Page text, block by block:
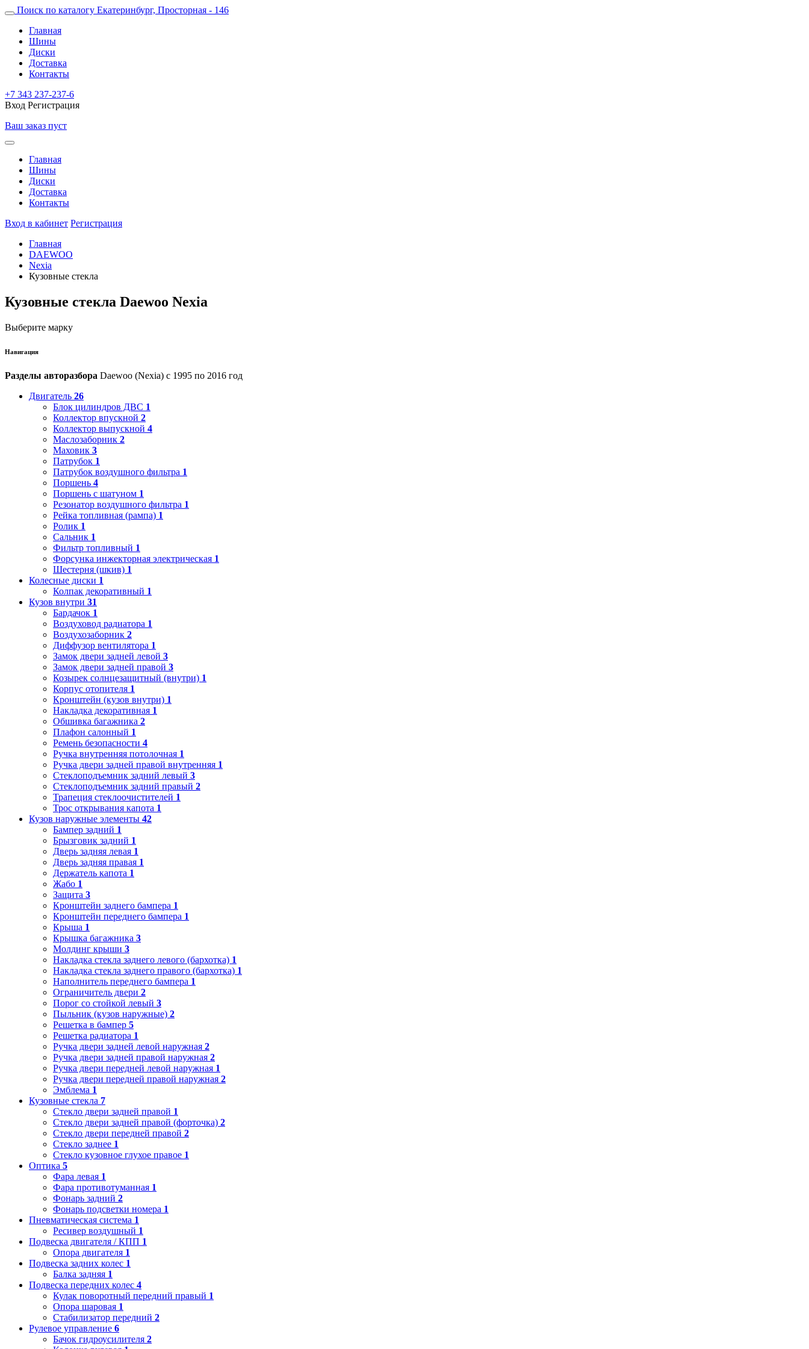
Поиск по каталогу Екатеринбург, Просторная - 146
Главная
Шины
Диски
Доставка
Контакты
+7 343 237-237-6
Вход Регистрация
Ваш заказ пуст
Главная
Шины
Диски
Доставка
Контакты
Вход в кабинет Регистрация
Главная
DAEWOO
Nexia
Кузовные стекла
Кузовные стекла Daewoo Nexia
Выберите марку
Навигация
Разделы авторазбора Daewoo (Nexia) с 1995 по 2016 год
Двигатель 26
Блок цилиндров ДВС 1
Коллектор впускной 2
Коллектор выпускной 4
Маслозаборник 2
Маховик 3
Патрубок 1
Патрубок воздушного фильтра 1
Поршень 4
Поршень с шатуном 1
Резонатор воздушного фильтра 1
Рейка топливная (рампа) 1
Ролик 1
Сальник 1
Фильтр топливный 1
Форсунка инжекторная электрическая 1
Шестерня (шкив) 1
Колесные диски 1
Колпак декоративный 1
Кузов внутри 31
Бардачок 1
Воздуховод радиатора 1
Воздухозаборник 2
Диффузор вентилятора 1
Замок двери задней левой 3
Замок двери задней правой 3
Козырек солнцезащитный (внутри) 1
Корпус отопителя 1
Кронштейн (кузов внутри) 1
Накладка декоративная 1
Обшивка багажника 2
Плафон салонный 1
Ремень безопасности 4
Ручка внутренняя потолочная 1
Ручка двери задней правой внутренняя 1
Стеклоподъемник задний левый 3
Стеклоподъемник задний правый 2
Трапеция стеклоочистителей 1
Трос открывания капота 1
Кузов наружные элементы 42
Бампер задний 1
Брызговик задний 1
Дверь задняя левая 1
Дверь задняя правая 1
Держатель капота 1
Жабо 1
Защита 3
Кронштейн заднего бампера 1
Кронштейн переднего бампера 1
Крыша 1
Крышка багажника 3
Молдинг крыши 3
Накладка стекла заднего левого (бархотка) 1
Накладка стекла заднего правого (бархотка) 1
Наполнитель переднего бампера 1
Ограничитель двери 2
Порог со стойкой левый 3
Пыльник (кузов наружные) 2
Решетка в бампер 5
Решетка радиатора 1
Ручка двери задней левой наружная 2
Ручка двери задней правой наружная 2
Ручка двери передней левой наружная 1
Ручка двери передней правой наружная 2
Эмблема 1
Кузовные стекла 7
Стекло двери задней правой 1
Стекло двери задней правой (форточка) 2
Стекло двери передней правой 2
Стекло заднее 1
Стекло кузовное глухое правое 1
Оптика 5
Фара левая 1
Фара противотуманная 1
Фонарь задний 2
Фонарь подсветки номера 1
Пневматическая система 1
Ресивер воздушный 1
Подвеска двигателя / КПП 1
Опора двигателя 1
Подвеска задних колес 1
Балка задняя 1
Подвеска передних колес 4
Кулак поворотный передний правый 1
Опора шаровая 1
Стабилизатор передний 2
Рулевое управление 6
Бачок гидроусилителя 2